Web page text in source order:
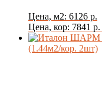
Цена, м2: 6126 р.
Цена, кор: 7841 р.